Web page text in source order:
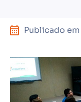
Publicado em